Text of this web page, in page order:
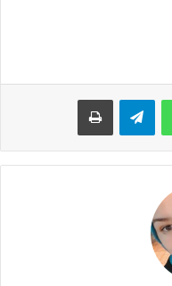
واتساب تيلقرام طباعة